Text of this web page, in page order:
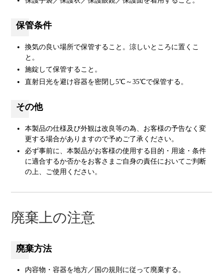
保管条件
換気の良い場所で保管すること。涼しいところに置くこ
と。
施錠して保管すること。
直射日光を避け容器を密閉し5℃～35℃で保管する。
その他
本製品の仕様及び外観は改良等の為、お客様の予告なく変
更する場合がありますので予めご了承ください。
必ず事前に、本製品がお客様の使用する目的・用途・条件
に適合するか否かをお客さまご自身の責任においてご判断
の上、ご使用ください。
廃棄上の注意
廃棄方法
内容物・容器を地方／国の規則に従って廃棄する。